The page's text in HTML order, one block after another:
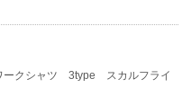
ークシャツ 3type スカルフライ